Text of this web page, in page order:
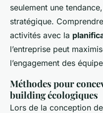
seulement une
stratégique.
activités avec la
l’entreprise peut
l’engagement des
Méthodes pour
building écologiques
Lors de la conception